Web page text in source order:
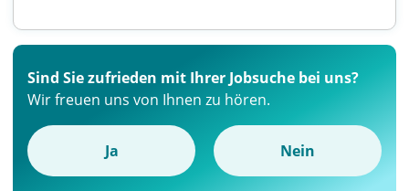
Sind Sie zufrieden mit Ihrer Jobsuche bei uns?
Wir freuen uns von Ihnen zu hören.
Ja Nein